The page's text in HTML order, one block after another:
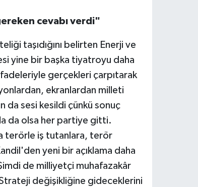
cevabı verdi"
taşıdığını belirten Enerji ve
yine bir başka tiyatroyu daha
ifadeleriyle gerçekleri çarpıtarak
ekranlardan milleti
da sesi kesildi çünkü sonuç
da olsa her partiye gitti.
terörle iş tutanlara, terör
yeni bir açıklama daha
de milliyetçi muhafazakâr
değişikliğine gideceklerini